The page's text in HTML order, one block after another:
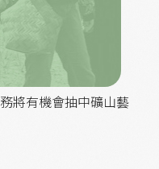
成就解鎖。
將有機會抽中礦山藝